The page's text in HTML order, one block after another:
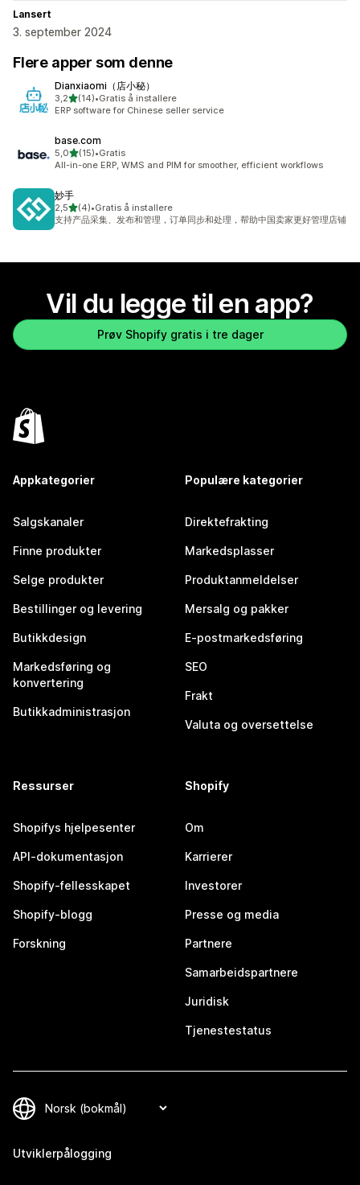
Lansert
3. september 2024
Flere apper som denne
Dianxiaomi（店小秘）
3,2av 5 stjerner
(14)
Totalt 14 omtaler
•Gratis å installere
ERP software for Chinese seller service
base.com
5,0av 5 stjerner
(15)
Totalt 15 omtaler
•Gratis
All-in-one ERP, WMS and PIM for smoother, efficient workflows
妙手
2,5av 5 stjerner
(4)
Totalt 4 omtaler
•Gratis å installere
支持产品采集、发布和管理，订单同步和处理，帮助中国卖家更好管理店铺
Vil du legge til en app?
Prøv Shopify gratis i tre dager
Appkategorier
Salgskanaler
Finne produkter
Selge produkter
Bestillinger og levering
Butikkdesign
Markedsføring og
konvertering
Butikkadministrasjon
Populære kategorier
Direktefrakting
Markedsplasser
Produktanmeldelser
Mersalg og pakker
E-postmarkedsføring
SEO
Frakt
Valuta og oversettelse
Ressurser
Shopifys hjelpesenter
API-dokumentasjon
Shopify-fellesskapet
Shopify-blogg
Forskning
Shopify
Om
Karrierer
Investorer
Presse og media
Partnere
Samarbeidspartnere
Juridisk
Tjenestestatus
Utviklerpålogging